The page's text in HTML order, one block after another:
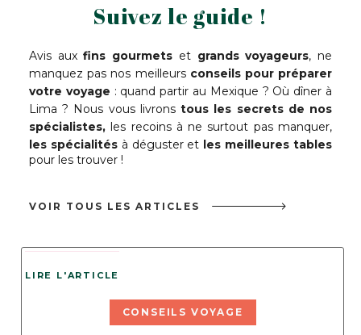
Suivez le guide !
Avis auxfins gourmets et grands voyageurs, ne
manquez pas nos meilleurs conseils pour préparer
votre voyage : quand partir au Mexique ? Où dîner à
Lima ? Nous vous livronstous les secrets de nos
spécialistes, les recoins à ne surtout pas manquer,
les spécialitésà déguster et les meilleures tables
pour les trouver !
VOIR TOUS LES ARTICLES
CONSEILS VOYAGE
LIRE L'ARTICLE